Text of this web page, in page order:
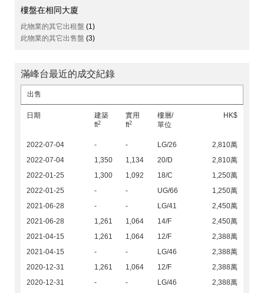
樓盤在相同大廈
此物業的其它出租盤 (1)
此物業的其它出售盤 (3)
滿峰台最近的成交紀錄
出售
日期
建築
ft2
實用
ft2
樓層/
單位
HK$
2022-07-04 - - LG/26
2,810萬
2022-07-04
1,350 1,134 20/D
2,810萬
2022-01-25
1,300 1,092 18/C
1,250萬
2022-01-25
- - UG/66
1,250萬
2021-06-28
- - LG/41
2,450萬
2021-06-28
1,261 1,064 14/F
2,450萬
2021-04-15
1,261 1,064 12/F
2,388萬
2021-04-15
- - LG/46
2,388萬
2020-12-31
1,261 1,064 12/F
2,388萬
2020-12-31
- - LG/46 2,388萬